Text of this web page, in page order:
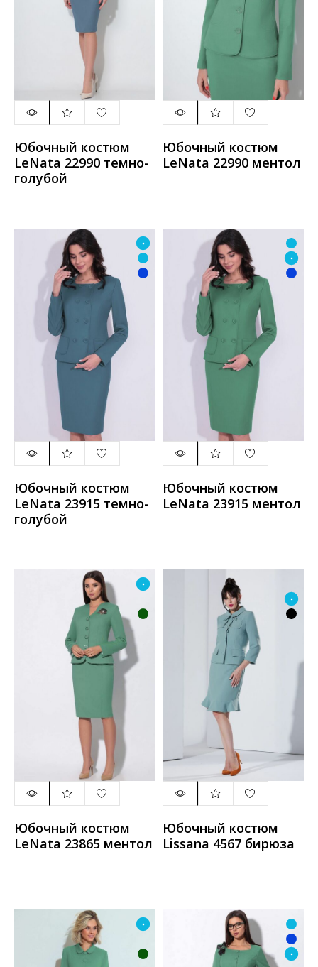
Юбочный костюм
LeNata 22990 темно-
голубой
Юбочный костюм
LeNata 22990 ментол
Юбочный костюм
LeNata 23915 темно-
голубой
Юбочный костюм
LeNata 23915 ментол
Юбочный костюм
LeNata 23865 ментол
Юбочный костюм
Lissana 4567 бирюза